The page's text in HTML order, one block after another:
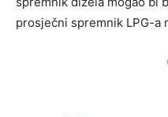
prosječni spremnik LPG-a